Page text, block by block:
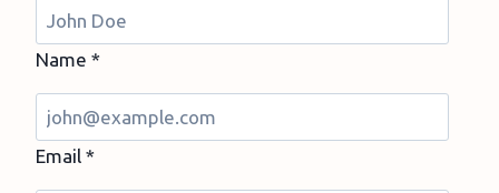
Name *
Email *